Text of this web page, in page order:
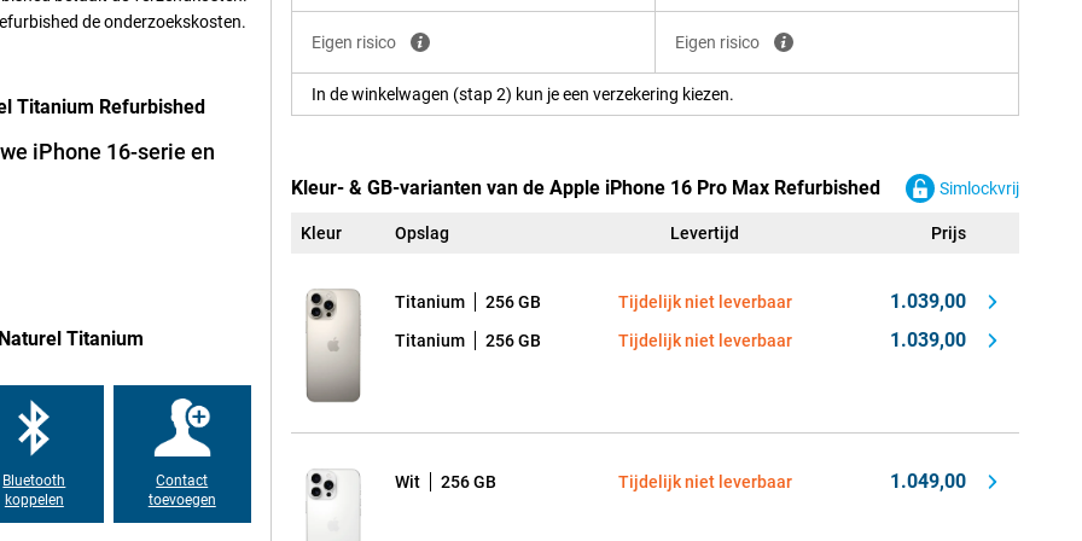
na door haptische
is uitgerust met de nieuwe A18
toestel niet alleen sneller,
batterijduur. Of je nu aan
de iPhone 16 Pro Max
dat je toestel oververhit raakt,
de iPhone 16 Pro Max. Met
video-oproepen en
een persoonlijk
door data lokaal te
de onderzoekskosten.
Titanium Refurbished
iPhone 16-serie en
Titanium
Bluetooth
koppelen
Contact
toevoegen
Eigen risico Eigen risico
In de winkelwagen (stap 2) kun je een verzekering kiezen.
Kleur- & GB-varianten van de Apple iPhone 16 Pro Max Refurbished Simlockvrij
Kleur Opslag Levertijd Prijs
Titanium 256 GB Tijdelijk niet leverbaar 1.039,00
Titanium 256 GB Tijdelijk niet leverbaar 1.039,00
Wit 256 GB Tijdelijk niet leverbaar 1.049,00